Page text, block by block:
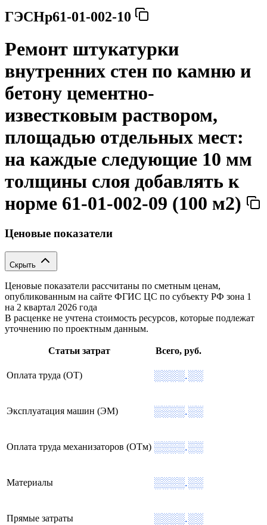
ГЭСНр61-01-002-10
Ремонт штукатурки
внутренних стен по камню и
бетону цементно-
известковым раствором,
площадью отдельных мест:
на каждые следующие 10 мм
толщины слоя добавлять к
норме 61-01-002-09 (100 м2)
Ценовые показатели
Скрыть
Ценовые показатели рассчитаны по сметным ценам,
опубликованным на сайте ФГИС ЦС по субъекту РФ зона 1
на 2 квартал 2026 года
В расценке не учтена стоимость ресурсов, которые подлежат
уточнению по проектным данным.
Статьи затрат Всего, руб.
Оплата труда (ОТ) ░░░░.░░
Эксплуатация машин (ЭМ) ░░░░.░░
Оплата труда механизаторов (ОТм) ░░░░.░░
Материалы ░░░░.░░
Прямые затраты ░░░░.░░